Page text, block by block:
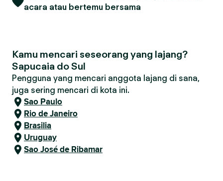
acara atau bertemu bersama
Kamu mencari seseorang yang lajang?
Sapucaia do Sul
Pengguna yang mencari anggota lajang di sana,
juga sering mencari di kota ini.
Sao Paulo
Rio de Janeiro
Brasilia
Uruguay
Sao José de Ribamar